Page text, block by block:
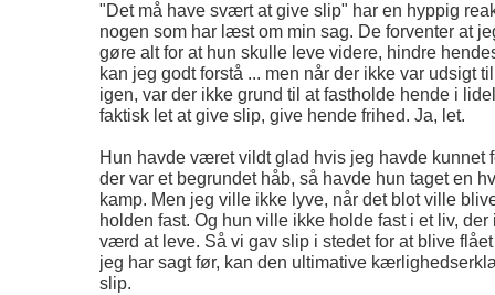
"Det må have svært at give slip" har en hyppig
nogen som har læst om min sag. De forventer at
gøre alt for at hun skulle leve videre, hindre
kan jeg godt forstå ... men når der ikke var udsigt
igen, var der ikke grund til at fastholde hende i
faktisk let at give slip, give hende frihed. Ja, let.
Hun havde været vildt glad hvis jeg havde kunnet
der var et begrundet håb, så havde hun taget en
kamp. Men jeg ville ikke lyve, når det blot ville
holden fast. Og hun ville ikke holde fast i et liv,
værd at leve. Så vi gav slip i stedet for at blive
jeg har sagt før, kan den ultimative
slip.